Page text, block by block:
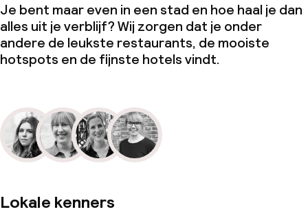
Je bent maar even in een stad en hoe haal je dan
alles uit je verblijf? Wij zorgen dat je onder
andere de leukste restaurants, de mooiste
hotspots en de fijnste hotels vindt.
Lokale kenners